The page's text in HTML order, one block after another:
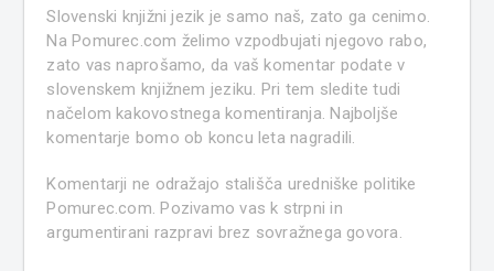
Slovenski knjižni jezik je samo naš, zato ga cenimo.
Na Pomurec.com želimo vzpodbujati njegovo rabo,
zato vas naprošamo, da vaš komentar podate v
slovenskem knjižnem jeziku. Pri tem sledite tudi
načelom kakovostnega komentiranja. Najboljše
komentarje bomo ob koncu leta nagradili.
Komentarji ne odražajo stališča uredniške politike
Pomurec.com. Pozivamo vas k strpni in
argumentirani razpravi brez sovražnega govora.